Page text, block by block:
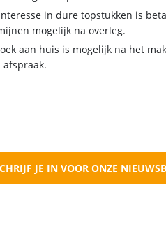
in dure topstukken is
mogelijk na overleg.
aan huis is mogelijk na het
afspraak.
JE IN VOOR ONZE